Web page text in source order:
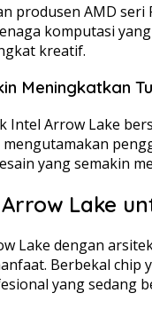
produsen AMD
komputasi
kreatif.
Meningkatkan
Arrow Lake
yang semakin
Lake
Lake dengan
Berbekal
yang sedang